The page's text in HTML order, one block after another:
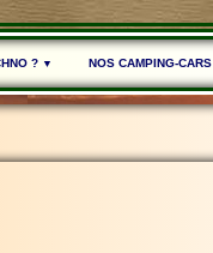
? ▼ NOS CAMPING-CARS